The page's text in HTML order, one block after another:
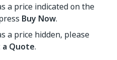
a price indicated on the
Buy Now.
a price hidden, please
a Quote.